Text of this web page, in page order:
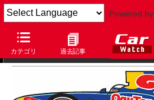
Powered by
カテゴリ 過去記事
オグたん式「F1の読み方」